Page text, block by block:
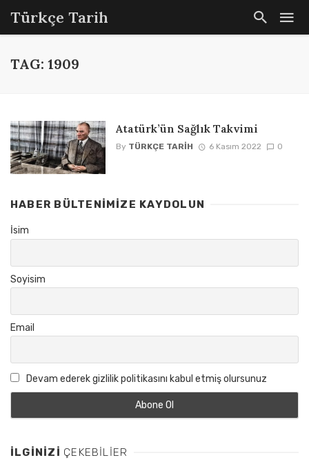
Türkçe Tarih
TAG: 1909
Atatürk’ün Sağlık Takvimi
By TÜRKÇE TARIH 6 Kasım 2022 0
HABER BÜLTENIMIZE KAYDOLUN
İsim
Soyisim
Email
Devam ederek gizlilik politikasını kabul etmiş olursunuz
İLGINIZI ÇEKEBILIER